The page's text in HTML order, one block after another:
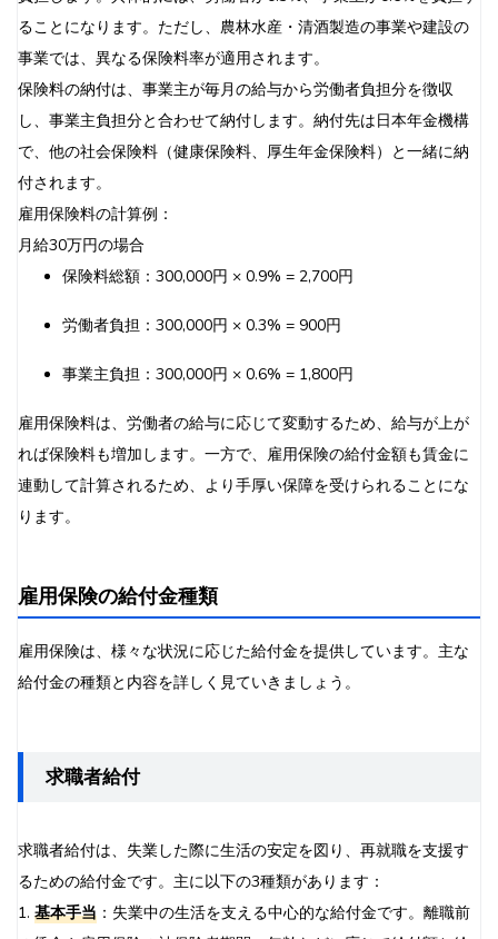
ることになります。ただし、農林水産・清酒製造の事業や建設の
事業では、異なる保険料率が適用されます。
保険料の納付は、事業主が毎月の給与から労働者負担分を徴収
し、事業主負担分と合わせて納付します。納付先は日本年金機構
で、他の社会保険料（健康保険料、厚生年金保険料）と一緒に納
付されます。
雇用保険料の計算例：
月給30万円の場合
保険料総額：300,000円 × 0.9% = 2,700円
労働者負担：300,000円 × 0.3% = 900円
事業主負担：300,000円 × 0.6% = 1,800円
雇用保険料は、労働者の給与に応じて変動するため、給与が上が
れば保険料も増加します。一方で、雇用保険の給付金額も賃金に
連動して計算されるため、より手厚い保障を受けられることにな
ります。
雇用保険の給付金種類
雇用保険は、様々な状況に応じた給付金を提供しています。主な
給付金の種類と内容を詳しく見ていきましょう。
求職者給付
求職者給付は、失業した際に生活の安定を図り、再就職を支援す
るための給付金です。主に以下の3種類があります：
1. 基本手当 ：失業中の生活を支える中心的な給付金です。離職前